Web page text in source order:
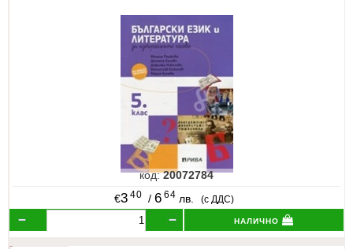
код:20072784
€3 40 /6 64 лв. (с ДДС)
налично